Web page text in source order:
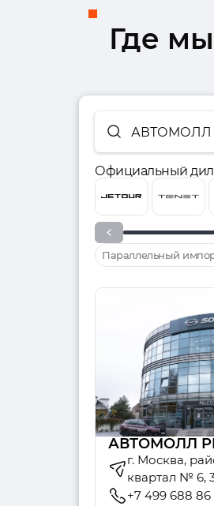
Где
АВТОМОЛЛ
Официальный
Параллельный
АВТОМОЛЛ
г. Москва,
квартал № 6,
+7 499 688 86